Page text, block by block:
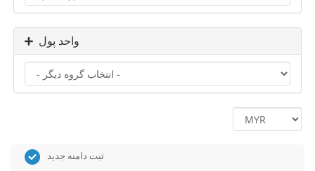
واحد پول
ثبت دامنه جدید